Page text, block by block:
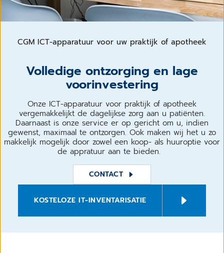
CGM ICT-apparatuur voor uw praktijk of apotheek
Volledige ontzorging en lage
voorinvestering
Onze ICT-apparatuur voor praktijk of apotheek
vergemakkelijkt de dagelijkse zorg aan u patiënten.
Daarnaast is onze service er op gericht om u, indien
gewenst, maximaal te ontzorgen. Ook maken wij het u zo
makkelijk mogelijk door zowel een koop- als huuroptie voor
de appratuur aan te bieden.
CONTACT
KOSTELOZE IT-INVENTARISATIE